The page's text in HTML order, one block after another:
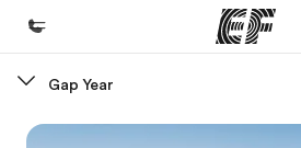
Willkommen bei EF
Gap Year